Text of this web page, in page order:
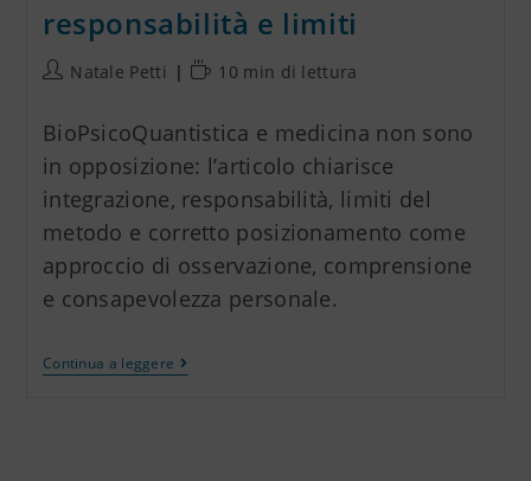
responsabilità e limiti
Natale Petti 10 min di lettura
BioPsicoQuantistica e medicina non sono
in opposizione: l’articolo chiarisce
integrazione, responsabilità, limiti del
metodo e corretto posizionamento come
approccio di osservazione, comprensione
e consapevolezza personale.
Continua a leggere